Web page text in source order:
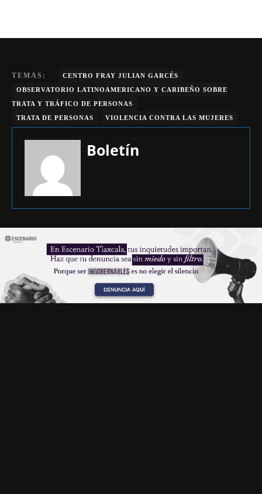
TEMAS:
CENTRO FRAY JULIAN GARCÉS
OBSERVATORIO LATINOAMERICANO Y CARIBEÑO SOBRE
TRATA Y TRÁFICO DE PERSONAS
TRATA DE PERSONAS
VIOLENCIA CONTRA LAS MUJERES
Boletín